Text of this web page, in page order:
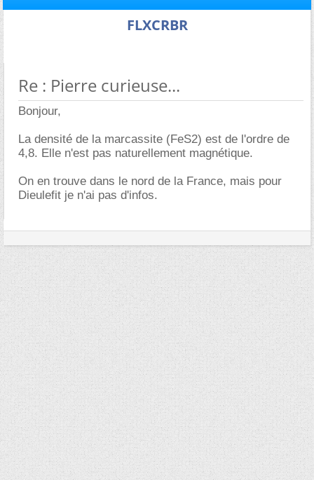
FLXCRBR
Re : Pierre curieuse...
Bonjour,
La densité de la marcassite (FeS2) est de l'ordre de
4,8. Elle n'est pas naturellement magnétique.
On en trouve dans le nord de la France, mais pour
Dieulefit je n'ai pas d'infos.